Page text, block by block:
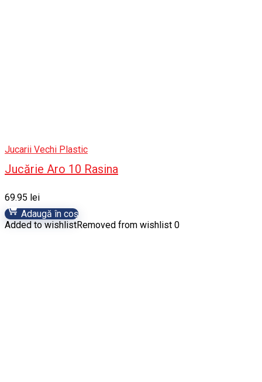
Jucarii Vechi Plastic
Jucărie Aro 10 Rasina
69.95 lei
Adaugă în coș
Added to wishlistRemoved from wishlist 0